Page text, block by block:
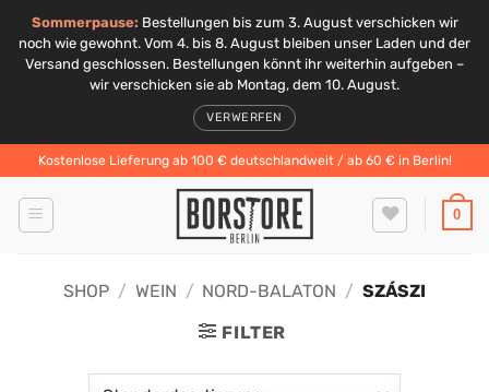
Sommerpause: Bestellungen bis zum 3. August verschicken wir
noch wie gewohnt. Vom 4. bis 8. August bleiben unser Laden und der
Versand geschlossen. Bestellungen könnt ihr weiterhin aufgeben –
wir verschicken sie ab Montag, dem 10. August.
VERWERFEN
Inhalt
springen
Kostenlose Lieferung ab 100 € deutschlandweit / ab 60 € in Berlin!
0
SHOP / WEIN / NORD-BALATON / SZÁSZI
FILTER